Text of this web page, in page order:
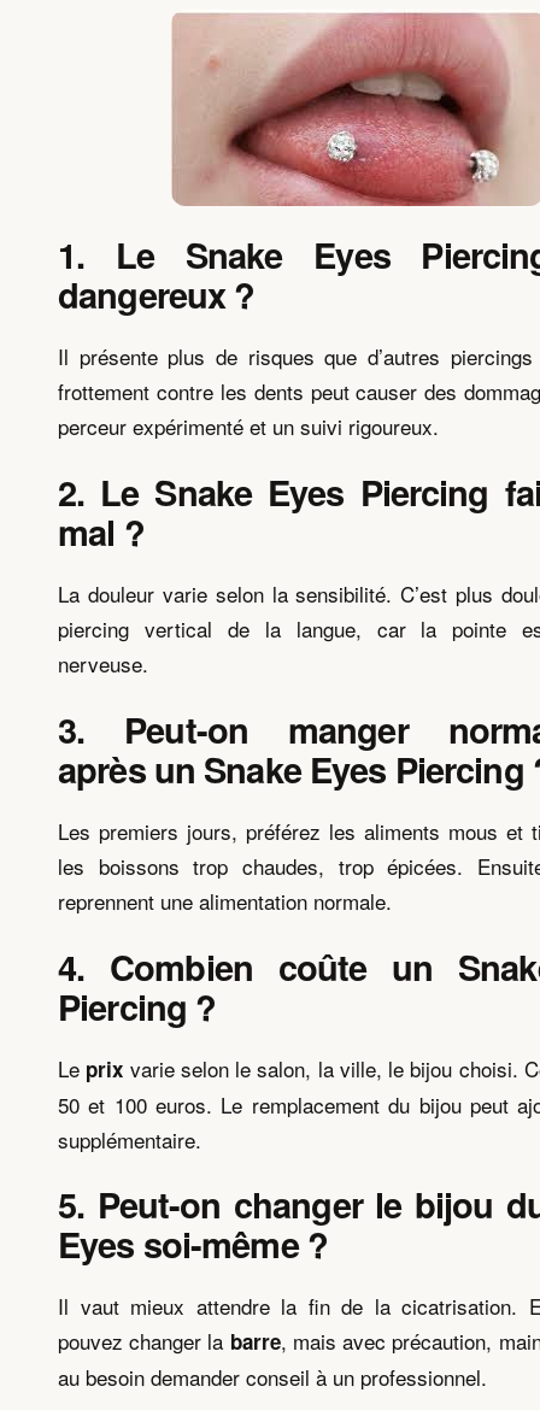
1. Le Snake Eyes
dangereux ?
Il présente plus de risques que d’autres
frottement contre les dents peut causer des
perceur expérimenté et un suivi rigoureux.
2. Le Snake Eyes Piercing
mal ?
La douleur varie selon la sensibilité. C’est plus
piercing vertical de la langue, car la pointe
nerveuse.
3. Peut-on manger
après un Snake Eyes Piercing
Les premiers jours, préférez les aliments mous et
les boissons trop chaudes, trop épicées.
reprennent une alimentation normale.
4. Combien coûte un
Piercing ?
Le prix varie selon le salon, la ville, le bijou choisi.
50 et 100 euros. Le remplacement du bijou peut
supplémentaire.
5. Peut-on changer le bijou
Eyes soi-même ?
Il vaut mieux attendre la fin de la cicatrisation.
pouvez changer la barre, mais avec précaution,
au besoin demander conseil à un professionnel.